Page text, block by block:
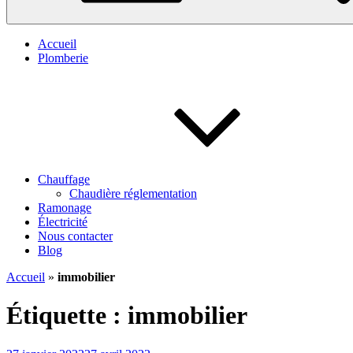
Accueil
Plomberie
Chauffage
Chaudière réglementation
Ramonage
Électricité
Nous contacter
Blog
Accueil » immobilier
Étiquette : immobilier